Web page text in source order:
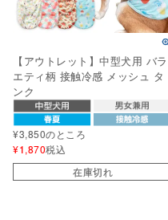
【アウトレット】中型犬用 バラ
エティ柄 接触冷感 メッシュ タ
ンク
¥3,850のところ
¥1,870税込
在庫切れ